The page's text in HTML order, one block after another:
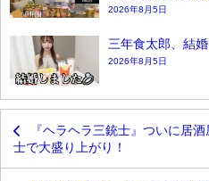
2026年8月5日
三年食太郎、結
2026年8月5日
『ヘラヘラ三銃士』ついに居
士で大盛り上がり！